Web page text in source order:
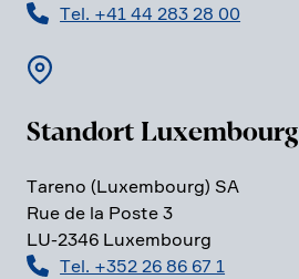
Tel. +41 44 283 28 00
Standort Luxem­bourg
Tareno (Luxem­bourg) SA
Rue de la Poste 3
LU-2346 Luxem­bourg
Tel. +352 26 86 67 1